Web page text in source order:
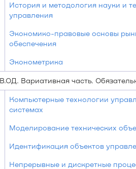
История и методология науки и
управления
Экономико-правовые основы
обеспечения
Эконометрика
Вариативная часть.
Компьютерные технологии
системах
Моделирование технических
Идентификация объектов
Непрерывные и дискретные